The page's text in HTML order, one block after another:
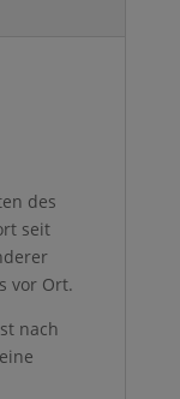
des
seit
vor Ort.
nach